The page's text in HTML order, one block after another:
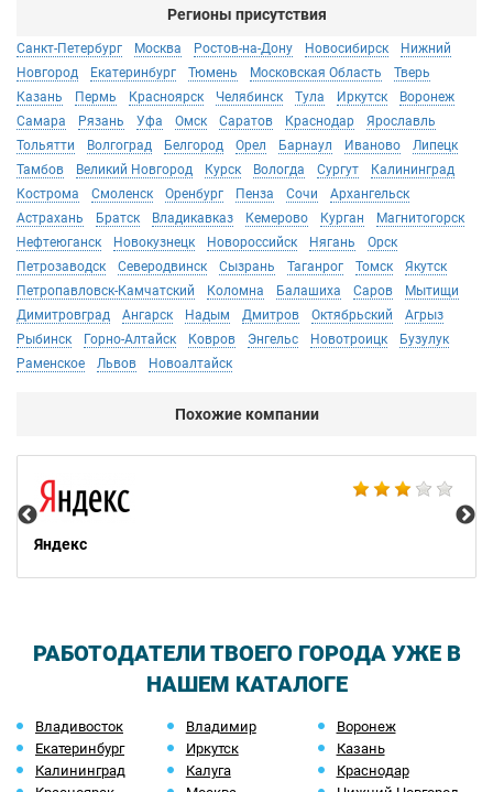
Регионы присутствия
Санкт-Петербург Москва Ростов-на-Дону Новосибирск
Нижний
Новгород
Екатеринбург Тюмень Московская Область
Тверь
Казань
Пермь Красноярск Челябинск Тула Иркутск
Воронеж
Самара
Рязань Уфа Омск Саратов Краснодар
Ярославль
Тольятти
Волгоград Белгород Орел Барнаул Иваново
Липецк
Тамбов
Великий Новгород Курск Вологда Сургут
Калининград
Кострома
Смоленск Оренбург Пенза Сочи
Архангельск
Астрахань
Братск Владикавказ Кемерово Курган
Магнитогорск
Нефтеюганск
Новокузнецк Новороссийск Нягань
Орск
Петрозаводск
Северодвинск Сызрань Таганрог Томск
Якутск
Петропавловск-Камчатский
Коломна Балашиха Саров
Мытищи
Димитровград
Ангарск Надым Дмитров Октябрьский
Агрыз
Рыбинск
Горно-Алтайск Ковров Энгельс Новотроицк
Бузулук
Раменское
Львов Новоалтайск
Похожие компании
Яндекс
РАБОТОДАТЕЛИ ТВОЕГО ГОРОДА УЖЕ В
НАШЕМ КАТАЛОГЕ
Владивосток Владимир
Воронеж
Екатеринбург
Иркутск
Казань
Калининград
Калуга
Краснодар